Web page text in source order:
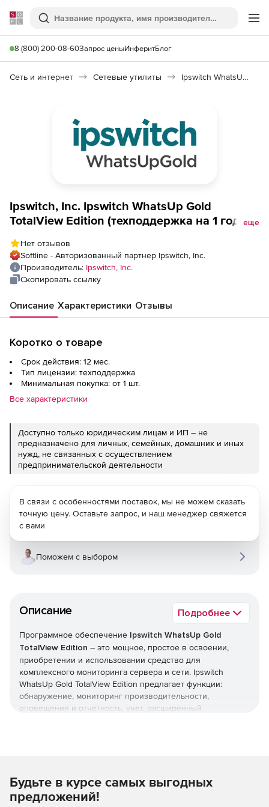
Softline
Поиск
8 (800) 200-08-60Запрос ценыИнферитБлог
Сеть и интернет Сетевые утилиты Ipswitch WhatsUp Gold TotalView Edition
Ipswitch, Inc. Ipswitch WhatsUp Gold
TotalView Edition (техподдержка на 1 год),еще
Нет отзывов
Softline - Авторизованный партнер Ipswitch, Inc.
Производитель: Ipswitch, Inc.
Скопировать ссылку
Описание Характеристики Отзывы
Коротко о товаре
Срок действия: 12 мес.
Тип лицензии: техподдержка
Минимальная покупка: от 1 шт.
Все характеристики
Доступно только юридическим лицам и ИП – не
предназначено для личных, семейных, домашних и иных
нужд, не связанных с осуществлением
предпринимательской деятельности
Описание Подробнее
Программное обеспечение Ipswitch WhatsUp Gold
TotalView Edition – это мощное, простое в освоении,
приобретении и использовании средство для
комплексного мониторинга сервера и сети. Ipswitch
WhatsUp Gold TotalView Edition предлагает функции:
обнаружение, мониторинг производительности,
оповещения и отчетность, учет, расширенный
Ipswitch WhatsUp Gold 2017: обзор продукта (pdf)
В связи с особенностями поставок, мы не можем сказать
точную цену. Оставьте запрос, и наш менеджер свяжется
с вами
Поможем с выбором
Будьте в курсе самых выгодных
предложений!